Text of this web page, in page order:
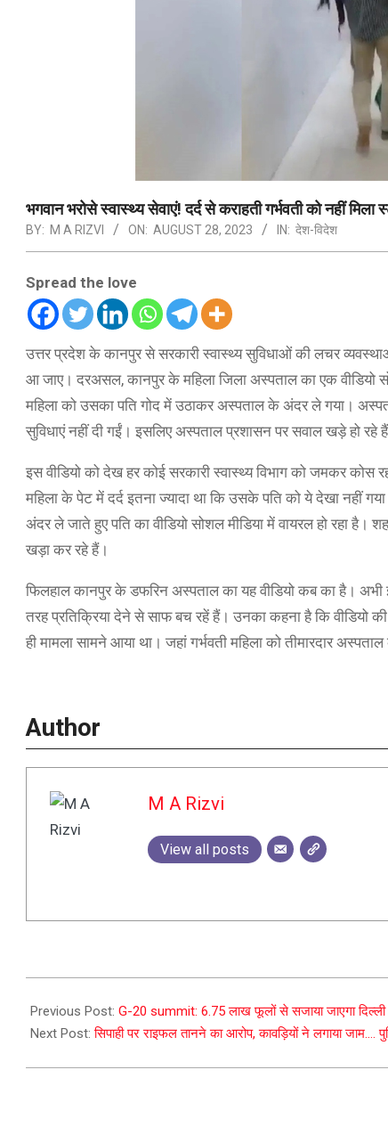
भगवान भरोसे स्वास्थ्य सेवाएं! दर्द से कराहती गर्भवती को नहीं
BY: M A RIZVI ON: AUGUST 28, 2023 IN: देश-विदेश
Spread the love
उत्तर प्रदेश के कानपुर से सरकारी स्वास्थ्य सुविधाओं की लचर
आ जाए। दरअसल, कानपुर के महिला जिला अस्पताल का एक वीडियो
महिला को उसका पति गोद में उठाकर अस्पताल के अंदर ले गया।
सुविधाएं नहीं दी गईं। इसलिए अस्पताल प्रशासन पर सवाल खड़े हो रहे
इस वीडियो को देख हर कोई सरकारी स्वास्थ्य विभाग को जमकर कोस
महिला के पेट में दर्द इतना ज्यादा था कि उसके पति को ये देखा नहीं
अंदर ले जाते हुए पति का वीडियो सोशल मीडिया में वायरल हो रहा
खड़ा कर रहे हैं।
फिलहाल कानपुर के डफरिन अस्पताल का यह वीडियो कब का है। अभी
तरह प्रतिक्रिया देने से साफ बच रहें हैं। उनका कहना है कि वीडियो
ही मामला सामने आया था। जहां गर्भवती महिला को तीमारदार
Author
M A Rizvi
View all posts
08-
28
Previous Post: G-20 summit: 6.75 लाख फूलों से सजाया जाएगा
Next Post:सिपाही पर राइफल तानने का आरोप, कावड़ियों ने लगाया जाम….